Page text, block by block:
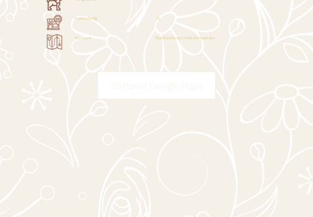
Horeca Nabij: Ja
Startpunt: Muldershofweg 5, 6586 AG Plasmolen